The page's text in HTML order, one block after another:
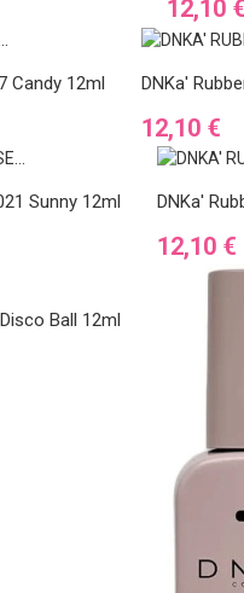
Ár
12,10 €
Candy 12ml DNKa'
Ár
12,10 €
Sunny 12ml DNKa'
Ár
12,10 €
Ball 12ml